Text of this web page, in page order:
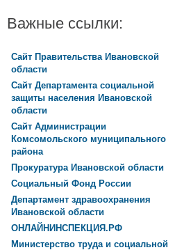
Важные ссылки:
Сайт Правительства Ивановской
области
Сайт Департамента социальной
защиты населения Ивановской
области
Сайт Администрации
Комсомольского муниципального
района
Прокуратура Ивановской области
Социальный Фонд России
Департамент здравоохранения
Ивановской области
ОНЛАЙНИНСПЕКЦИЯ.РФ
Министерство труда и социальной